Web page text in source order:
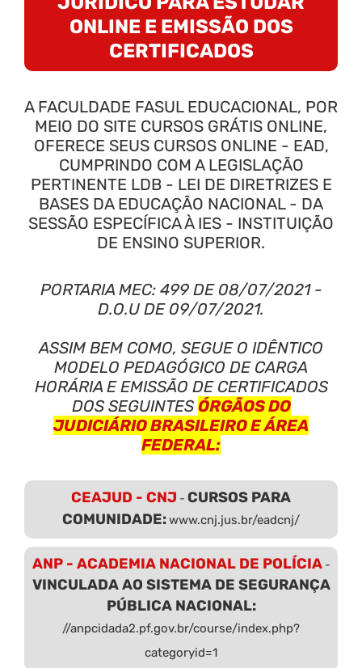
ONLINE E EMISSÃO DOS
CERTIFICADOS
A FACULDADE FASUL EDUCACIONAL, POR
MEIO DO SITE CURSOS GRÁTIS ONLINE,
OFERECE SEUS CURSOS ONLINE - EAD,
CUMPRINDO COM A LEGISLAÇÃO
PERTINENTE LDB - LEI DE DIRETRIZES E
BASES DA EDUCAÇÃO NACIONAL - DA
SESSÃO ESPECÍFICA À IES - INSTITUIÇÃO
DE ENSINO SUPERIOR.
PORTARIA MEC: 499 DE 08/07/2021 -
D.O.U DE 09/07/2021.
ASSIM BEM COMO, SEGUE O IDÊNTICO
MODELO PEDAGÓGICO DE CARGA
HORÁRIA E EMISSÃO DE CERTIFICADOS
DOS SEGUINTES ÓRGÃOS DO
JUDICIÁRIO BRASILEIRO E ÁREA
FEDERAL:
CEAJUD - CNJ - CURSOS PARA
COMUNIDADE:www.cnj.jus.br/eadcnj/
ANP - ACADEMIA NACIONAL DE POLÍCIA-
VINCULADA AO SISTEMA DE SEGURANÇA
PÚBLICA NACIONAL:
//anpcidada2.pf.gov.br/course/index.php?
categoryid=1